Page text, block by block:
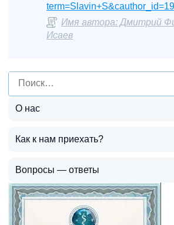
Имя автора: Дмитрий
Исаев
О нас
Как к нам приехать?
Вопросы — ответы